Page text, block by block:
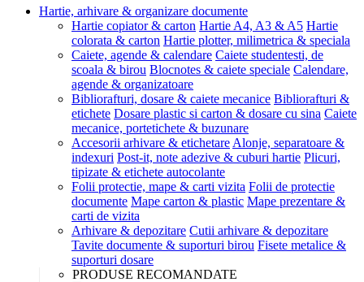
Hartie, arhivare & organizare documente
Hartie copiator & carton Hartie A4, A3 & A5 Hartie
colorata & carton Hartie plotter, milimetrica & speciala
Caiete, agende & calendare Caiete studentesti, de
scoala & birou Blocnotes & caiete speciale Calendare,
agende & organizatoare
Bibliorafturi, dosare & caiete mecanice Bibliorafturi &
etichete Dosare plastic si carton & dosare cu sina Caiete
mecanice, portetichete & buzunare
Accesorii arhivare & etichetare Alonje, separatoare &
indexuri Post-it, note adezive & cuburi hartie Plicuri,
tipizate & etichete autocolante
Folii protectie, mape & carti vizita Folii de protectie
documente Mape carton & plastic Mape prezentare &
carti de vizita
Arhivare & depozitare Cutii arhivare & depozitare
Tavite documente & suporturi birou Fisete metalice &
suporturi dosare
PRODUSE RECOMANDATE